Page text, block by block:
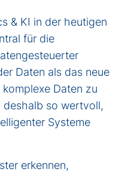
& KI in der heutigen
für die
Daten als das neue
Daten zu
deshalb so wertvoll,
Systeme
erkennen,